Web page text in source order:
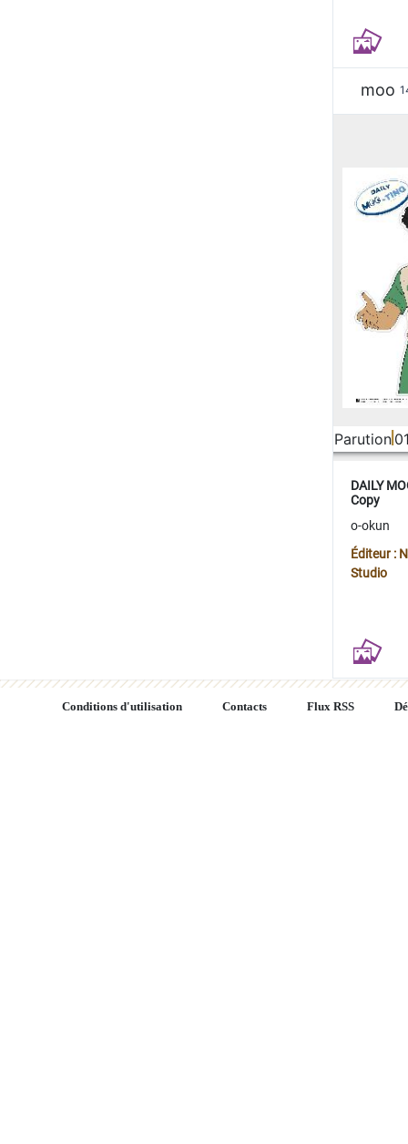
moo
Parution
DAILY
Copy
o-okun
Éditeur :
Studio
Conditions d'utilisation Contacts Flux RSS